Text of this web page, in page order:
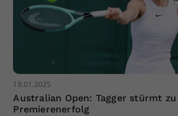
18.01.2025
Australian Open: Tagger stürmt
Premierenerfolg